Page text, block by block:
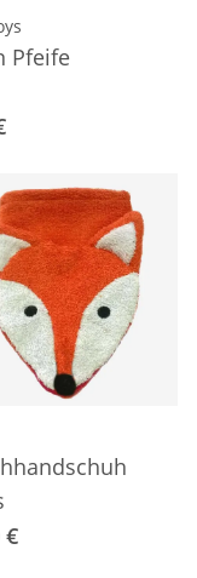
Pfeife
€